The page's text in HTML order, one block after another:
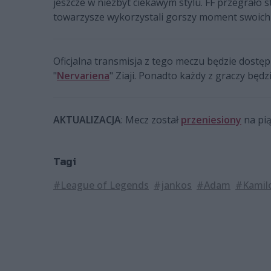
towarzysze wykorzystali gorszy moment
Oficjalna transmisja z tego meczu będzie
"Nervariena" Ziaji. Ponadto każdy z graczy
AKTUALIZACJA: Mecz został przeniesiony na
Tagi
#League of Legends #jankos #Adam